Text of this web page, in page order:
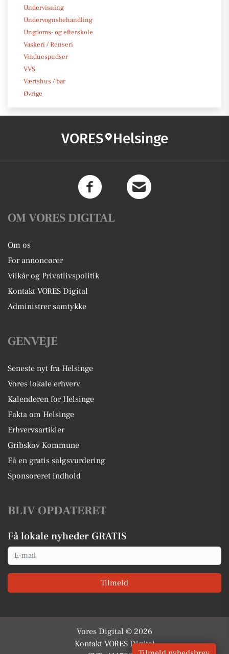
Undervisning
Undervognsbehandling
Ungdoms- og efterskole
Vaskeri / Renseri
Vinduespudser
VVS
Værtshus / bar
Øvrige
VORES Helsinge
OM VORES DIGITAL
Om os
For annoncører
Vilkår og Privatlivspolitik
Kontakt VORES Digital
Administrer samtykke
GENVEJE
Seneste nyt fra Helsinge
Vores lokale erhverv
Kalenderen for Helsinge
Fakta om Helsinge
Erhvervsartikler
Gribskov Kommune
Få en gratis salgsvurdering
Sponsoreret indhold
BLIV OPDATERET
Få lokale nyheder GRATIS
Email
Tilmeld
Vores Digital © 2026
Kontakt VORES Digital